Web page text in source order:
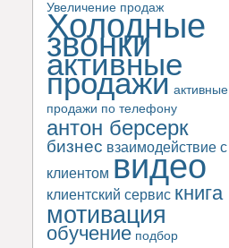
Увеличение продаж
Холодные
звонки
активные
продажи активные
продажи по телефону
антон берсерк
бизнес взаимодействие с
клиентом видео
клиентский сервис книга
мотивация
обучение подбор